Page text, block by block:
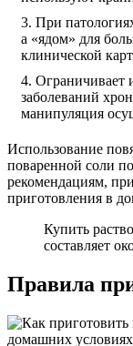
При
а «ядом» для
клинической
Ограничивает
заболеваний
манипуляция
Использование
поваренной соли
рекомендациям,
приготовления в
Купить
составляет
Правила